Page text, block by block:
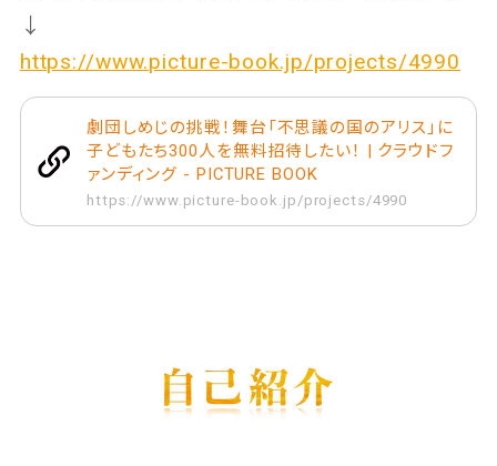
↓
https://www.picture-book.jp/projects/4990
劇団しめじの挑戦！舞台「不思議の国のアリス」に
子どもたち300人を無料招待したい！ | クラウドフ
ァンディング - PICTURE BOOK
https://www.picture-book.jp/projects/4990